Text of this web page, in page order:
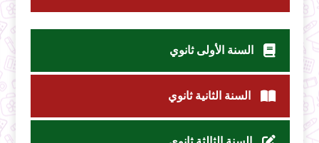
السنة الأولى ثانوي
السنة الثانية ثانوي